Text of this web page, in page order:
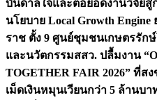
บันดาลใจและต่อยอดงานวิจัย
นโยบาย Local Growth
ราช ตั้ง 9 ศูนย์ชุมชนเกษตรรัก
และนวัตกรรมสสว. ปลื้มงาน
TOGETHER FAIR 2026” ที่ส
เม็ดเงินหมุนเวียนกว่า 5 ล้านบ